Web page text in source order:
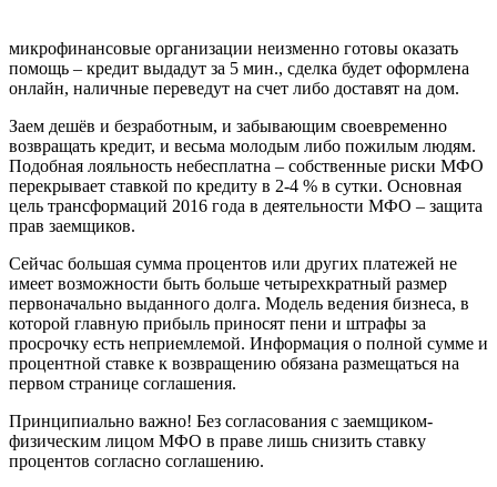
микрофинансовые организации неизменно готовы оказать
помощь – кредит выдадут за 5 мин., сделка будет оформлена
онлайн, наличные переведут на счет либо доставят на дом.
Заем дешёв и безработным, и забывающим своевременно
возвращать кредит, и весьма молодым либо пожилым людям.
Подобная лояльность небесплатна – собственные риски МФО
перекрывает ставкой по кредиту в 2-4 % в сутки. Основная
цель трансформаций 2016 года в деятельности МФО – защита
прав заемщиков.
Сейчас большая сумма процентов или других платежей не
имеет возможности быть больше четырехкратный размер
первоначально выданного долга. Модель ведения бизнеса, в
которой главную прибыль приносят пени и штрафы за
просрочку есть неприемлемой. Информация о полной сумме и
процентной ставке к возвращению обязана размещаться на
первом странице соглашения.
Принципиально важно! Без согласования с заемщиком-
физическим лицом МФО в праве лишь снизить ставку
процентов согласно соглашению.